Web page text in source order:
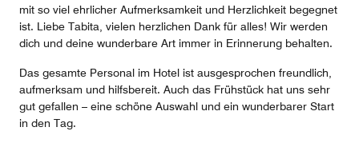
mit so viel ehrlicher Aufmerksamkeit und Herzlichkeit begegnet
ist. Liebe Tabita, vielen herzlichen Dank für alles! Wir werden
dich und deine wunderbare Art immer in Erinnerung behalten.
Das gesamte Personal im Hotel ist ausgesprochen freundlich,
aufmerksam und hilfsbereit. Auch das Frühstück hat uns sehr
gut gefallen – eine schöne Auswahl und ein wunderbarer Start
in den Tag.